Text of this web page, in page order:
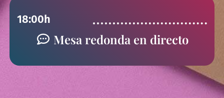
18:00h
Mesa redonda en directo